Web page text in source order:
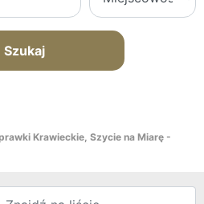
Szukaj
Krawieckie, Szycie na Miarę -